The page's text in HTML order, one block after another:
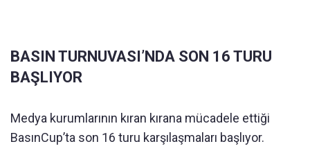
BASIN TURNUVASI’NDA SON 16 TURU
BAŞLIYOR
Medya kurumlarının kıran kırana mücadele ettiği
BasınCup’ta son 16 turu karşılaşmaları başlıyor.